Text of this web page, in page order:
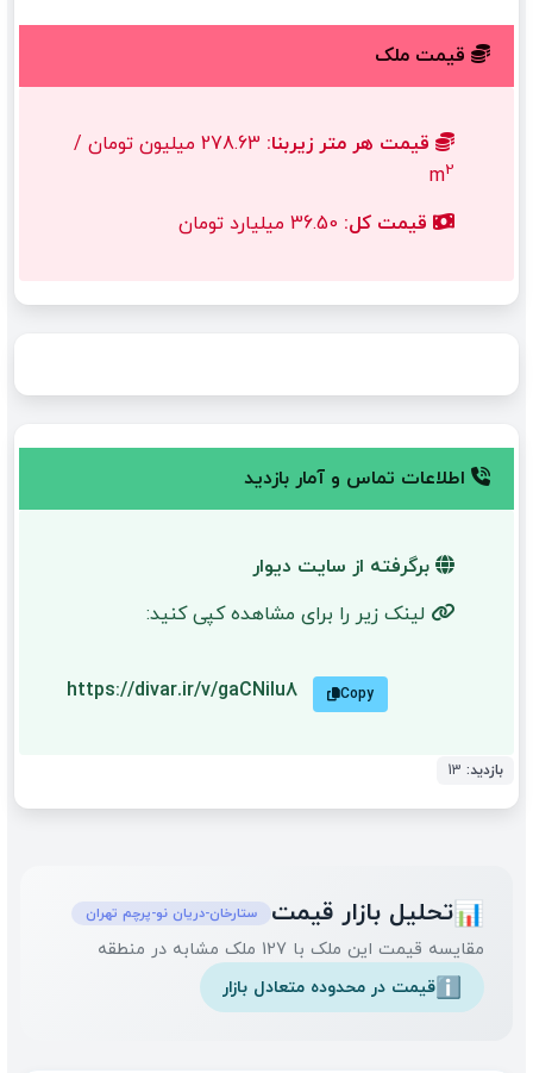
قیمت ملک
قیمت هر متر زیربنا:
278.63 میلیون تومان /
m2
قیمت کل:
اطلاعات تماس و آمار بازدید
برگرفته از سایت دیوار
لینک زیر را برای مشاهده کپی کنید:
https://divar.ir/v/gaCNiIu8 Copy
بازدید: 13
📊تحلیل بازار قیمت ستارخان-دریان نو-پرچم تهران
مقایسه قیمت این ملک با 127 ملک مشابه در منطقه
ℹ️قیمت در محدوده متعادل بازار